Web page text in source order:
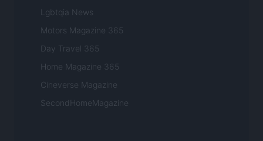
Lgbtqia News
Motors Magazine 365
Day Travel 365
Home Magazine 365
Cineverse Magazine
SecondHomeMagazine